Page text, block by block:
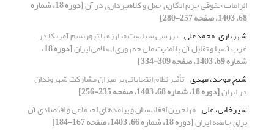
الزامات حقوقی جرم انگاری جعل و کلاهبرداری در آن [دوره 18، شماره
68، 1403، صفحه 257-280]
شهریاری، محمدعلی بررسی سیاست مبارزه با تروریسم آمریکا در
غرب آسیا و تقابل آن با امنیت ملی جمهوری اسلامی ایران [دوره 18،
شماره 69، 1403، صفحه 309-334]
شیخ موحد، مهدی تأثیر نظام انتخاباتی بر میزان مشارکت شهروندان
در ایران[دوره 18، شماره 68، 1403، صفحه 235-256]
شیرخانی، علی مهاجرین افغانستان و پیامدهای اجتماعی و اقتصادی آن
برای جامعه ایران[دوره 18، شماره 66، 1403، صفحه 167-184]